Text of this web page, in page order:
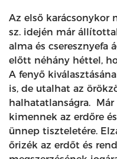
Az első karácsonykor
sz. idején már
alma és cseresznyefa
előtt néhány héttel,
A fenyő
is, de utalhat az
halhatatlanságra.
kimennek az erdőre
ünnep tiszteletére.
őrizék az erdőt és